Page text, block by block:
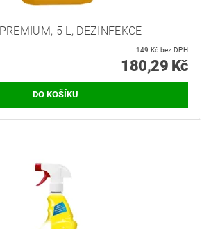
5 L, DEZINFEKCE
149 Kč bez DPH
180,29 Kč